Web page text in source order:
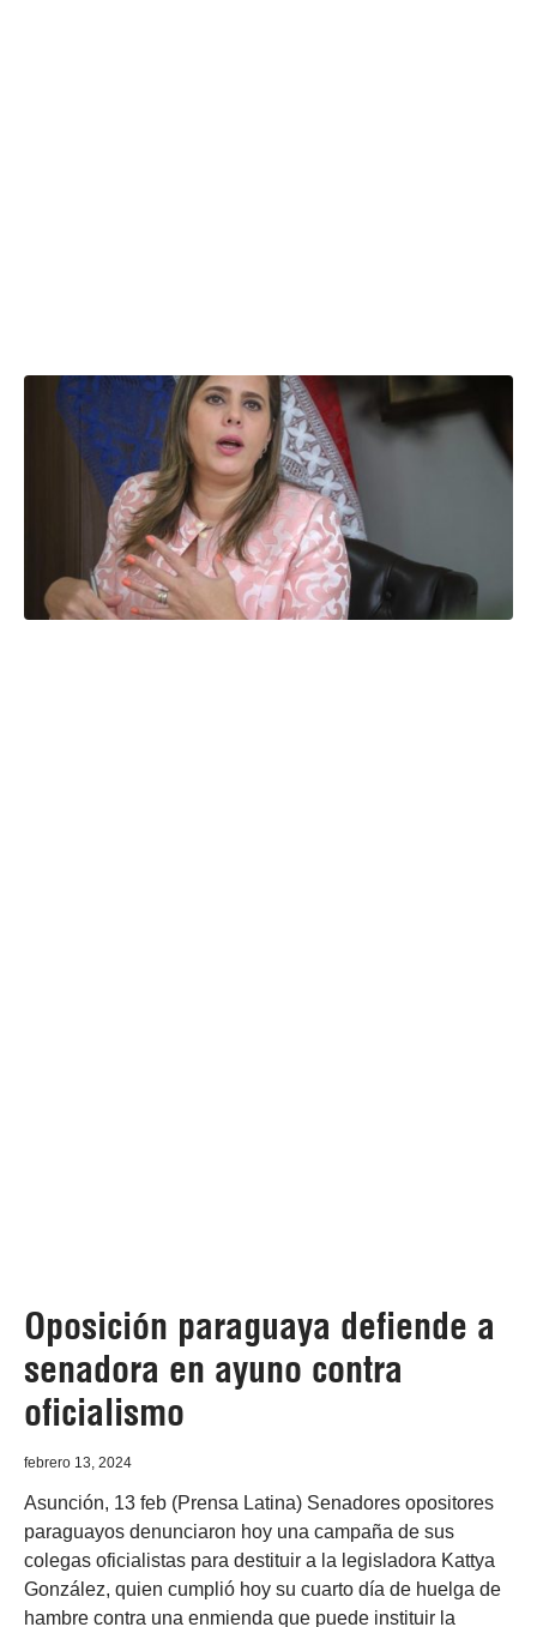
Oposición paraguaya defiende a
senadora en ayuno contra
oficialismo
febrero 13, 2024
Asunción, 13 feb (Prensa Latina) Senadores opositores
paraguayos denunciaron hoy una campaña de sus
colegas oficialistas para destituir a la legisladora Kattya
González, quien cumplió hoy su cuarto día de huelga de
hambre contra una enmienda que puede instituir la